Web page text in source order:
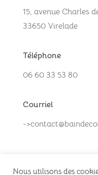
15, avenue Charles
33650 Virelade
Téléphone
06 60 33 53 80
Courriel
-
Nous utilisons des